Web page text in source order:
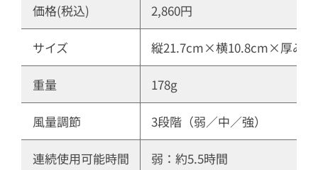
価格(税込) 2,860円
サイズ 縦21.7cm×横10.8cm×厚み
重量 178g
風量調節 3段階（弱／中／強）
連続使用可能時間
弱：約5.5時間